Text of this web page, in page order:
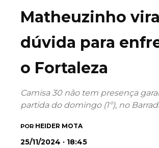
Matheuzinho vira
dúvida para
o Fortaleza
Camisa 30 não tem presença
partida do domingo (1º), no
POR HEIDER MOTA
25/11/2024 · 18:45